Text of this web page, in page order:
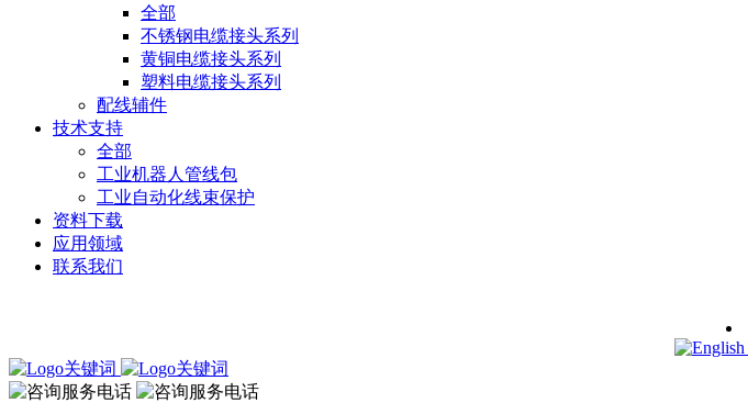
全部
不锈钢电缆接头系列
黄铜电缆接头系列
塑料电缆接头系列
配线辅件
技术支持
全部
工业机器人管线包
工业自动化线束保护
资料下载
应用领域
联系我们